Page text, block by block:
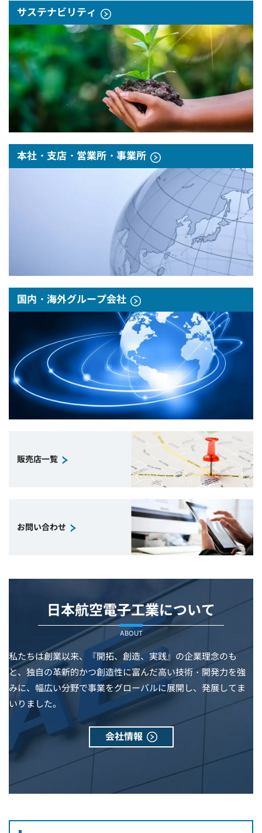
サステナビリティ
本社・支店・営業所・事業所
国内・海外グループ会社
販売店一覧
お問い合わせ
日本航空電子工業について
ABOUT
私たちは創業以来、『開拓、創造、実践』の企業理念のも
と、独自の革新的かつ創造性に富んだ高い技術・開発力を強
みに、幅広い分野で事業をグローバルに展開し、発展してま
いりました。
会社情報